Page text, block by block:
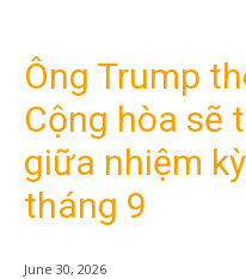
Ông Trump
Cộng hòa sẽ
giữa nhiệm
tháng 9
June 30, 2026